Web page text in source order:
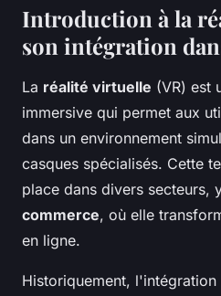
Introduction à la
son intégration
La réalité virtuelle (VR) est
immersive qui permet aux
dans un environnement
casques spécialisés. Cette
place dans divers secteurs,
commerce, où elle
en ligne.
Historiquement,